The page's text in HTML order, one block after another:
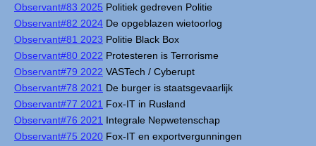
Observant#83 2025 Politiek gedreven Politie
Observant#82 2024 De opgeblazen wietoorlog
Observant#81 2023 Politie Black Box
Observant#80 2022 Protesteren is Terrorisme
Observant#79 2022 VASTech / Cyberupt
Observant#78 2021 De burger is staatsgevaarlijk
Observant#77 2021 Fox-IT in Rusland
Observant#76 2021 Integrale Nepwetenschap
Observant#75 2020 Fox-IT en exportvergunningen